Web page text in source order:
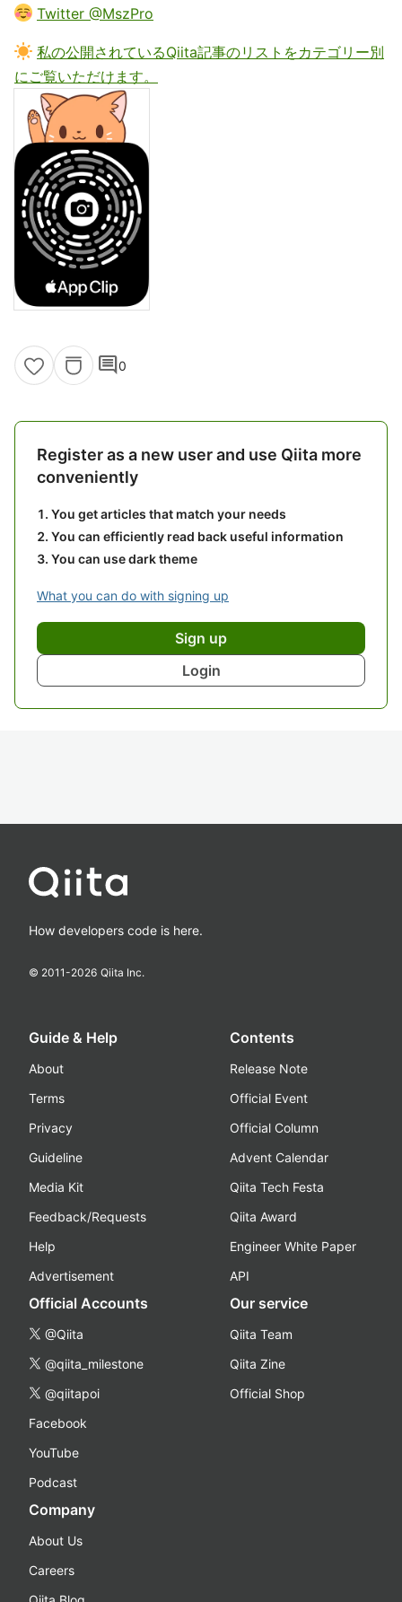
Twitter @MszPro
私の公開されているQiita記事のリストをカテゴリー別
にご覧いただけます。
comment0
Register as a new user and use Qiita more
conveniently
You get articles that match your needs
You can efficiently read back useful information
You can use dark theme
What you can do with signing up
Sign up
Login
How developers code is here.
© 2011-2026 Qiita Inc.
Guide & Help
About
Terms
Privacy
Guideline
Media Kit
Feedback/Requests
Help
Advertisement
Contents
Release Note
Official Event
Official Column
Advent Calendar
Qiita Tech Festa
Qiita Award
Engineer White Paper
API
Official Accounts
@Qiita
@qiita_milestone
@qiitapoi
Facebook
YouTube
Podcast
Our service
Qiita Team
Qiita Zine
Official Shop
Company
About Us
Careers